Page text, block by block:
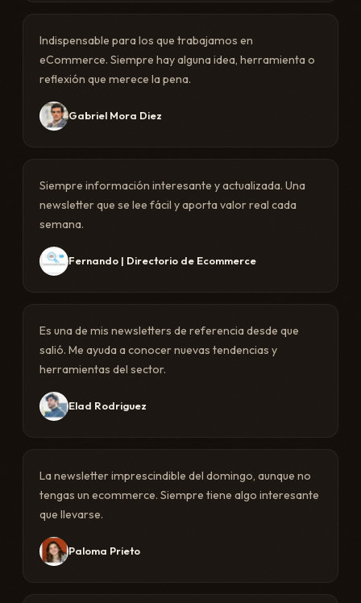
Indispensable para los que trabajamos en
eCommerce. Siempre hay alguna idea, herramienta o
reflexión que merece la pena.
Gabriel Mora Diez
Siempre información interesante y actualizada. Una
newsletter que se lee fácil y aporta valor real cada
semana.
Fernando | Directorio de Ecommerce
Es una de mis newsletters de referencia desde que
salió. Me ayuda a conocer nuevas tendencias y
herramientas del sector.
Elad Rodriguez
La newsletter imprescindible del domingo, aunque no
tengas un ecommerce. Siempre tiene algo interesante
que llevarse.
Paloma Prieto